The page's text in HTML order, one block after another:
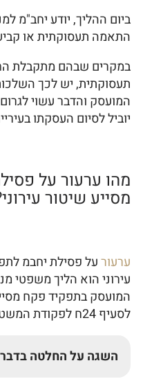
ביום ההליך, יודע יחב"מ
התאמה תעסוקתית או
במקרים שבהם מתקבלת
תעסוקתית, יש לכך
המועסק והדבר עשוי
יוביל לסיום העסקתו
מהו ערעור על
מסייע שיטור
ערעורעל פסילת יחבמ
עירוני הוא הליך משפטי
המועסק בתפקיד פקח
לסעיף 24ח לפקודת המשטרה שקובעת כלהלן:
השגה על החלטה